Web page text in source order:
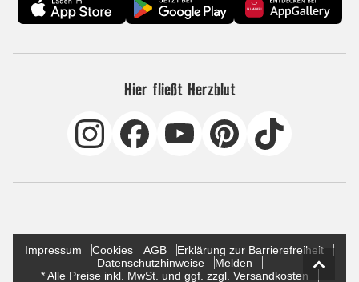
Hier fließt Herzblut
Impressum Cookies AGB
Erklärung zur Barrierefreiheit
Datenschutzhinweise
Melden
* Alle Preise inkl. MwSt. und ggf. zzgl. Versandkosten